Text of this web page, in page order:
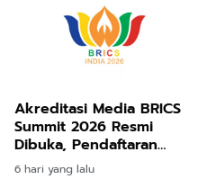
Akreditasi Media BRICS
Summit 2026 Resmi
Dibuka, Pendaftaran
Hingga 31 Agustus
6 hari yang lalu